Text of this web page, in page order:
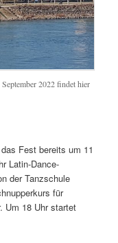
2022 findet hier
Fest bereits um 11
Latin-Dance-
der Tanzschule
für
Um 18 Uhr startet